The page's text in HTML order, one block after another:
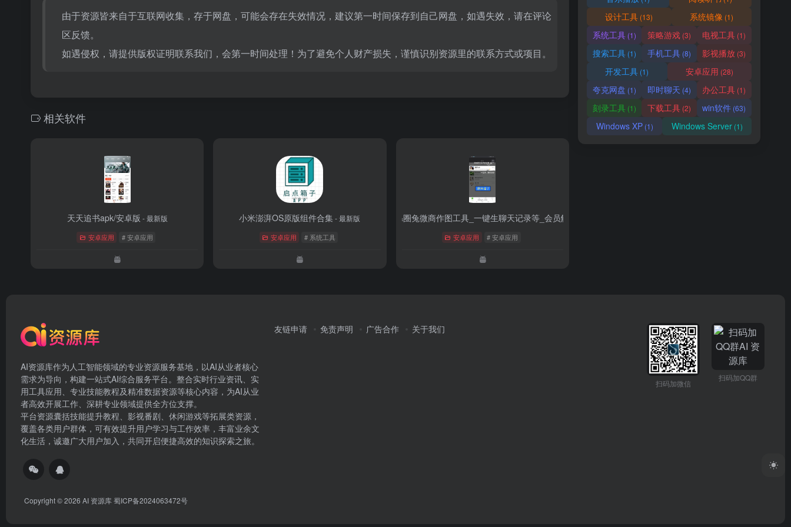
由于资源皆来自于互联网收集，存于网盘，可能会存在失效情况，建议第一时间保存到自己网盘，如遇失效，请在评论
区反馈。
如遇侵权，请提供版权证明联系我们，会第一时间处理！为了避免个人财产损失，谨慎识别资源里的联系方式或项目。
相关软件
天天追书apk/安卓版 - 最新版
安卓应用 # 安卓应用
小米澎湃OS原版组件合集- 最新版
安卓应用 # 系统工具
刷圈兔APP&圈兔微商作图工具_一键生聊天记录等_会员解锁版
安卓应用 # 安卓应用
设计工具 (13) 系统镜像 (1)
系统工具(1) 策略游戏(3) 电视工具 (1)
搜索工具(1) 手机工具(8) 影视播放 (3)
开发工具 (1) 安卓应用 (28)
夸克网盘 (1) 即时聊天 (4) 办公工具 (1)
刻录工具(1) 下载工具(2) win软件 (63)
Windows XP(1) Windows Server(1)
AI资源库作为人工智能领域的专业资源服务基地，以AI从业者核心
需求为导向，构建一站式AI综合服务平台。整合实时行业资讯、实
用工具应用、专业技能教程及精准数据资源等核心内容，为AI从业
者高效开展工作、深耕专业领域提供全方位支撑。
平台资源囊括技能提升教程、影视番剧、休闲游戏等拓展类资源，
覆盖各类用户群体，可有效提升用户学习与工作效率，丰富业余文
化生活，诚邀广大用户加入，共同开启便捷高效的知识探索之旅。
友链申请 免责声明 广告合作 关于我们
扫码加微信
扫码加QQ群
Copyright © 2026 AI 资源库蜀ICP备2024063472号